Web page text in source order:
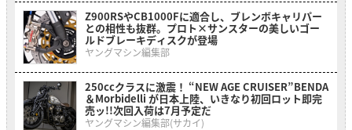
Z900RSやCB1000Fに適合し、ブレンボキャリパー
との相性も抜群。プロト×サンスターの美しいゴー
ルドブレーキディスクが登場
ヤングマシン編集部
250ccクラスに激震！ “NEW AGE CRUISER”BENDA
＆Morbidelli が日本上陸、いきなり初回ロット即完
売ッ!!次回入荷は7月予定だ
ヤングマシン編集部(サカイ)